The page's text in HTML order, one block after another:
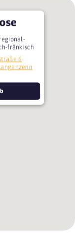
fränkisch
6